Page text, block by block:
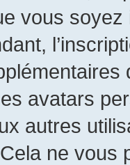
vous
avatars
autres
ne vous